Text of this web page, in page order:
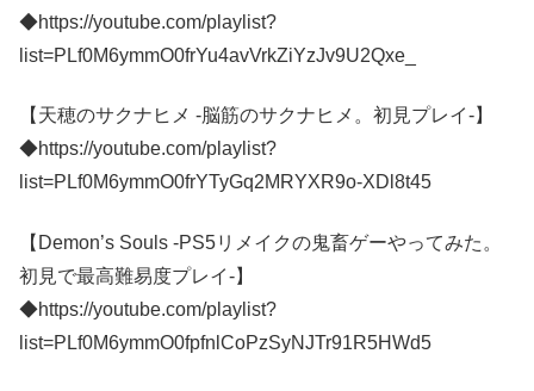
◆https://youtube.com/playlist?
list=PLf0M6ymmO0frYu4avVrkZiYzJv9U2Qxe_
【天穂のサクナヒメ -脳筋のサクナヒメ。初見プレイ-】
◆https://youtube.com/playlist?
list=PLf0M6ymmO0frYTyGq2MRYXR9o-XDl8t45
【Demon’s Souls -PS5リメイクの鬼畜ゲーやってみた。
初見で最高難易度プレイ-】
◆https://youtube.com/playlist?
list=PLf0M6ymmO0fpfnlCoPzSyNJTr91R5HWd5